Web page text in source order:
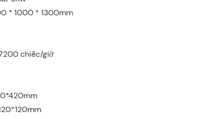
* 1000 * 1300mm
chiếc/giờ